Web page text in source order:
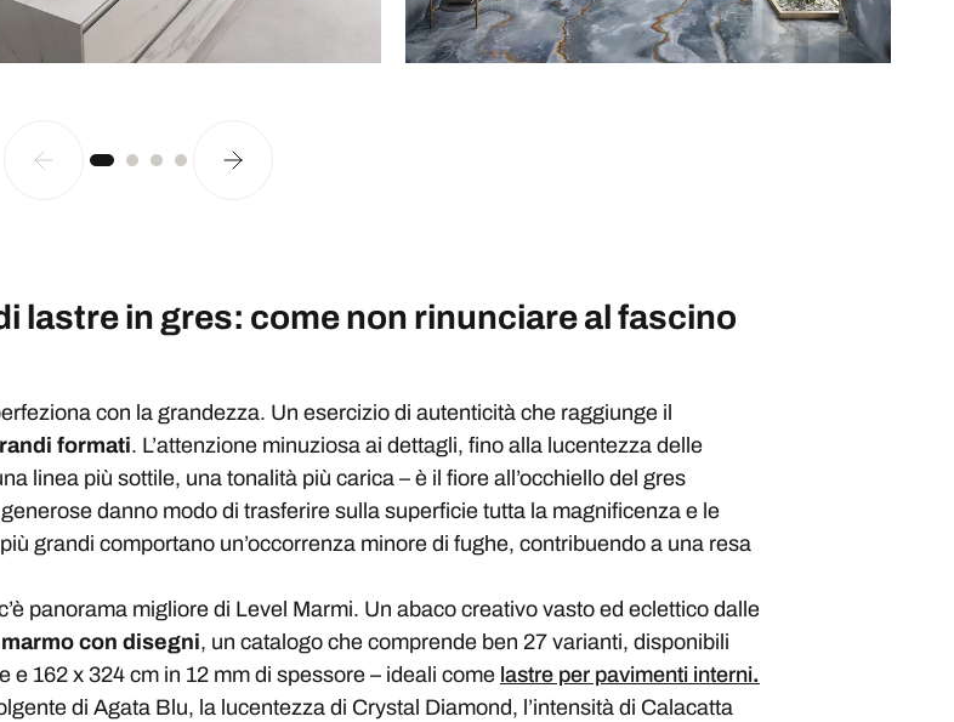
lastre in gres: come non rinunciare al fascino
con la grandezza. Un esercizio di autenticità che raggiunge il
formati. L’attenzione minuziosa ai dettagli, fino alla lucentezza delle
linea più sottile, una tonalità più carica – è il fiore all’occhiello del gres
danno modo di trasferire sulla superficie tutta la magnificenza e le
grandi comportano un’occorrenza minore di fughe, contribuendo a una resa
panorama migliore di Level Marmi. Un abaco creativo vasto ed eclettico dalle
con disegni, un catalogo che comprende ben 27 varianti, disponibili
162 x 324 cm in 12 mm di spessore – ideali come lastre per pavimenti interni.
di Agata Blu, la lucentezza di Crystal Diamond, l’intensità di Calacatta